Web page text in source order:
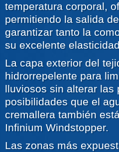
temperatura corporal,
permitiendo la salida
garantizar tanto la
su excelente
La capa exterior del
hidrorrepelente para
lluviosos sin alterar las
posibilidades que el
cremallera también
Infinium Windstopper.
Las zonas más